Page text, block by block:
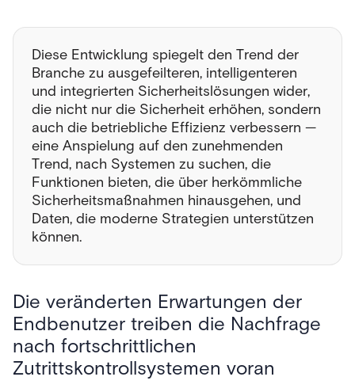
Diese Entwicklung spiegelt den Trend der
Branche zu ausgefeilteren, intelligenteren
und integrierten Sicherheitslösungen wider,
die nicht nur die Sicherheit erhöhen, sondern
auch die betriebliche Effizienz verbessern —
eine Anspielung auf den zunehmenden
Trend, nach Systemen zu suchen, die
Funktionen bieten, die über herkömmliche
Sicherheitsmaßnahmen hinausgehen, und
Daten, die moderne Strategien unterstützen
können.
Die veränderten Erwartungen der
Endbenutzer treiben die Nachfrage
nach fortschrittlichen
Zutrittskontrollsystemen voran